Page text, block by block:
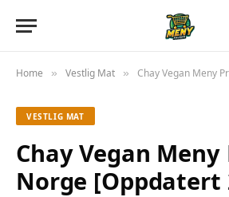
Home » Vestlig Mat » Chay Vegan Meny
VESTLIG MAT
Chay Vegan Meny
Norge [Oppdatert